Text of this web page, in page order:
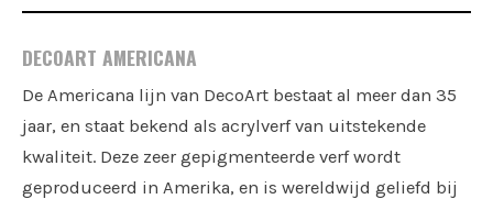
DECOART AMERICANA
De Americana lijn van DecoArt bestaat al meer dan 35
jaar, en staat bekend als acrylverf van uitstekende
kwaliteit. Deze zeer gepigmenteerde verf wordt
geproduceerd in Amerika, en is wereldwijd geliefd bij